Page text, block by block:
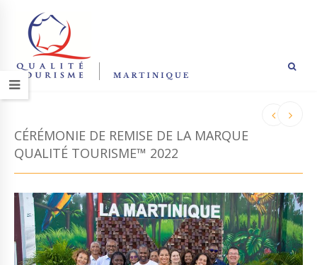
CÉRÉMONIE DE REMISE DE LA MARQUE
QUALITÉ TOURISME™ 2022